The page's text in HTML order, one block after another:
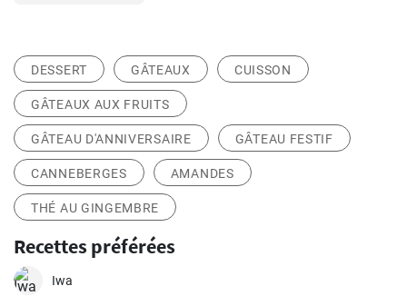
DESSERT GÂTEAUX CUISSON
GÂTEAUX AUX FRUITS
GÂTEAU D'ANNIVERSAIRE GÂTEAU FESTIF
CANNEBERGES AMANDES
THÉ AU GINGEMBRE
Recettes préférées
Iwa